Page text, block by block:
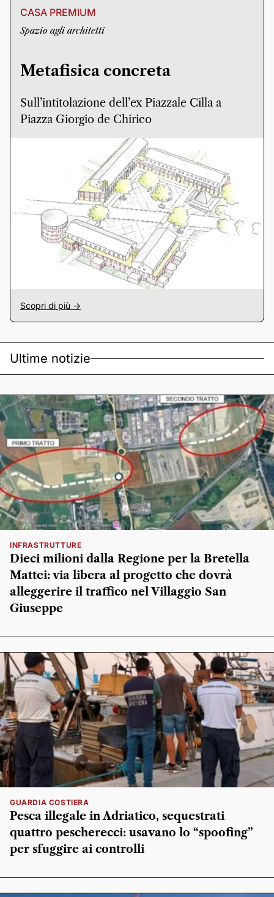
CASA PREMIUM
Spazio agli architetti
Metafisica concreta
Sull’intitolazione dell’ex Piazzale Cilla a
Piazza Giorgio de Chirico
Scopri di più ->
Ultime notizie
INFRASTRUTTURE
Dieci milioni dalla Regione per la Bretella
Mattei: via libera al progetto che dovrà
alleggerire il traffico nel Villaggio San
Giuseppe
GUARDIA COSTIERA
Pesca illegale in Adriatico, sequestrati
quattro pescherecci: usavano lo “spoofing”
per sfuggire ai controlli